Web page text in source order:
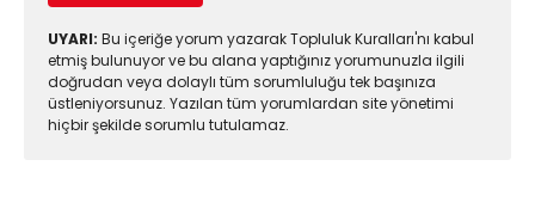
UYARI: Bu içeriğe yorum yazarak Topluluk Kuralları'nı kabul
etmiş bulunuyor ve bu alana yaptığınız yorumunuzla ilgili
doğrudan veya dolaylı tüm sorumluluğu tek başınıza
üstleniyorsunuz. Yazılan tüm yorumlardan site yönetimi
hiçbir şekilde sorumlu tutulamaz.